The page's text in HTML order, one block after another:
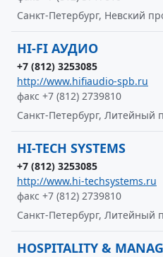
Санкт-Петербург, Невский
HI-FI АУДИО
+7 (812) 3253085
http://www.hifiaudio-spb.ru
факс +7 (812) 2739810
Санкт-Петербург, Литейный
HI-TECH SYSTEMS
+7 (812) 3253085
http://www.hi-techsystems.ru
факс +7 (812) 2739810
Санкт-Петербург, Литейный
HOSPITALITY &